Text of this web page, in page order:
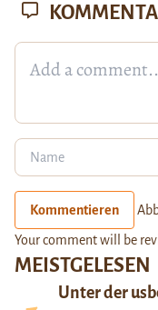
MEISTGELESEN
Unter der
Kommentieren
Your comment will be